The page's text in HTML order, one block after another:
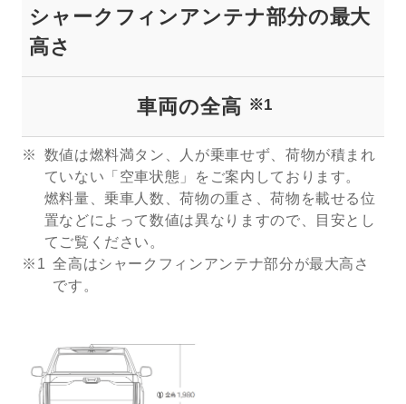
シャークフィンアンテナ部分の最大
高さ
車両の全高 ※1
数値は燃料満タン、人が乗車せず、荷物が積まれ
ていない「空車状態」をご案内しております。
燃料量、乗車人数、荷物の重さ、荷物を載せる位
置などによって数値は異なりますので、目安とし
てご覧ください。
※1 全高はシャークフィンアンテナ部分が最大高さ
です。